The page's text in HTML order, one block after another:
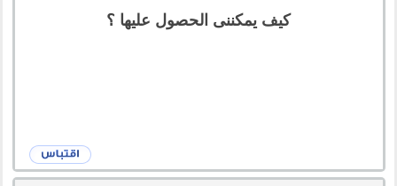
كيف يمكننى الحصول عليها ؟